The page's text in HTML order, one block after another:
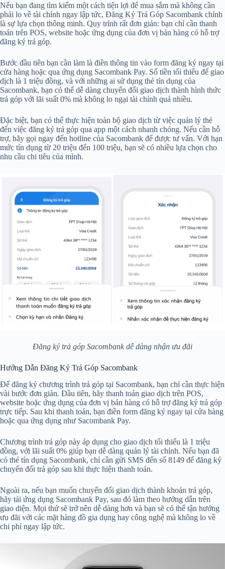
Nếu bạn đang tìm kiếm một cách tiện lợi để mua sắm mà không cần
phải lo về tài chính ngay lập tức, Đăng Ký Trả Góp Sacombank chính
là sự lựa chọn thông minh. Quy trình rất đơn giản: bạn chỉ cần thanh
toán trên POS, website hoặc ứng dụng của đơn vị bán hàng có hỗ trợ
đăng ký trả góp.
Bước đầu tiên bạn cần làm là điền thông tin vào form đăng ký ngay tại
cửa hàng hoặc qua ứng dụng Sacombank Pay. Số tiền tối thiểu để giao
dịch là 1 triệu đồng, và với những ai sử dụng thẻ tín dụng của
Sacombank, bạn có thể dễ dàng chuyển đổi giao dịch thành hình thức
trả góp với lãi suất 0% mà không lo ngại tài chính quá nhiều.
Đặc biệt, bạn có thể thực hiện toàn bộ giao dịch từ việc quản lý thẻ
đến việc đăng ký trả góp qua app một cách nhanh chóng. Nếu cần hỗ
trợ, hãy gọi ngay đến hotline của Sacombank để được tư vấn. Với hạn
mức tín dụng từ 20 triệu đến 100 triệu, bạn sẽ có nhiều lựa chọn cho
nhu cầu chi tiêu của mình.
Đăng ký trả góp Sacombank dễ dàng nhận ưu đãi
Hướng Dẫn Đăng Ký Trả Góp Sacombank
Để đăng ký chương trình trả góp tại Sacombank, bạn chỉ cần thực hiện
vài bước đơn giản. Đầu tiên, hãy thanh toán giao dịch trên POS,
website hoặc ứng dụng của đơn vị bán hàng có hỗ trợ đăng ký trả góp
trực tiếp. Sau khi thanh toán, bạn điền form đăng ký ngay tại cửa hàng
hoặc qua ứng dụng như Sacombank Pay.
Chương trình trả góp này áp dụng cho giao dịch tối thiểu là 1 triệu
đồng, với lãi suất 0% giúp bạn dễ dàng quản lý tài chính. Nếu bạn đã
có thẻ tín dụng Sacombank, chỉ cần gửi SMS đến số 8149 để đăng ký
chuyển đổi trả góp sau khi thực hiện thanh toán.
Ngoài ra, nếu bạn muốn chuyển đổi giao dịch thành khoản trả góp,
hãy tải ứng dụng Sacombank Pay, sau đó làm theo hướng dẫn trên
giao diện. Mọi thứ sẽ trở nên dễ dàng hơn và bạn sẽ có thể tận hưởng
ưu đãi với các mặt hàng đồ gia dụng hay công nghệ mà không lo về
chi phí ngay lập tức.